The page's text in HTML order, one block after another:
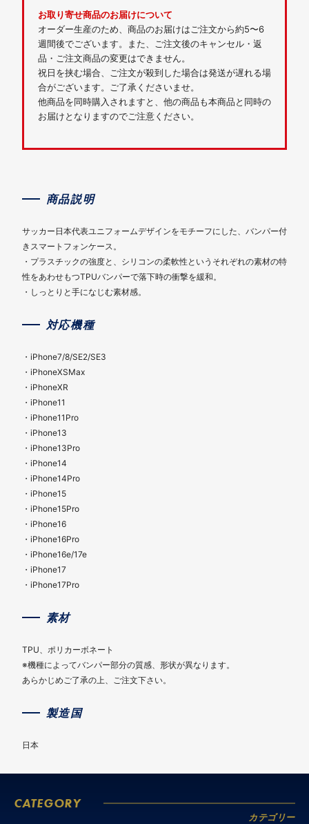
お取り寄せ商品のお届けについて
オーダー生産のため、商品のお届けはご注文から約5〜6
週間後でございます。また、ご注文後のキャンセル・返
品・ご注文商品の変更はできません。
祝日を挟む場合、ご注文が殺到した場合は発送が遅れる場
合がございます。ご了承くださいませ。
他商品を同時購入されますと、他の商品も本商品と同時の
お届けとなりますのでご注意ください。
商品説明
サッカー日本代表ユニフォームデザインをモチーフにした、バンパー付
きスマートフォンケース。
・プラスチックの強度と、シリコンの柔軟性というそれぞれの素材の特
性をあわせもつTPUバンパーで落下時の衝撃を緩和。
・しっとりと手になじむ素材感。
対応機種
・iPhone7/8/SE2/SE3
・iPhoneXSMax
・iPhoneXR
・iPhone11
・iPhone11Pro
・iPhone13
・iPhone13Pro
・iPhone14
・iPhone14Pro
・iPhone15
・iPhone15Pro
・iPhone16
・iPhone16Pro
・iPhone16e/17e
・iPhone17
・iPhone17Pro
素材
TPU、ポリカーボネート
※機種によってバンパー部分の質感、形状が異なります。
あらかじめご了承の上、ご注文下さい。
製造国
日本
CATEGORY
カテゴリー